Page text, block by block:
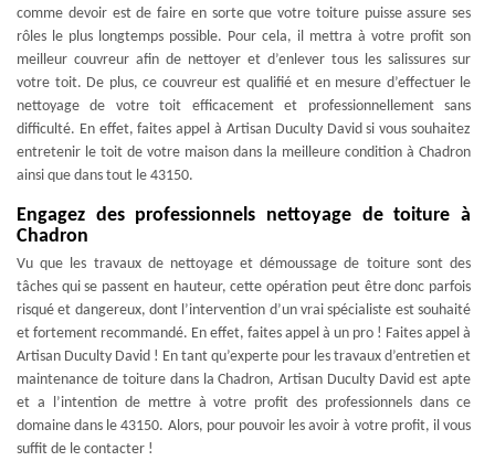
comme devoir est de faire en sorte que votre toiture puisse assure ses
rôles le plus longtemps possible. Pour cela, il mettra à votre profit son
meilleur couvreur afin de nettoyer et d’enlever tous les salissures sur
votre toit. De plus, ce couvreur est qualifié et en mesure d’effectuer le
nettoyage de votre toit efficacement et professionnellement sans
difficulté. En effet, faites appel à Artisan Duculty David si vous souhaitez
entretenir le toit de votre maison dans la meilleure condition à Chadron
ainsi que dans tout le 43150.
Engagez des professionnels nettoyage de toiture à
Chadron
Vu que les travaux de nettoyage et démoussage de toiture sont des
tâches qui se passent en hauteur, cette opération peut être donc parfois
risqué et dangereux, dont l’intervention d’un vrai spécialiste est souhaité
et fortement recommandé. En effet, faites appel à un pro ! Faites appel à
Artisan Duculty David ! En tant qu’experte pour les travaux d’entretien et
maintenance de toiture dans la Chadron, Artisan Duculty David est apte
et a l’intention de mettre à votre profit des professionnels dans ce
domaine dans le 43150. Alors, pour pouvoir les avoir à votre profit, il vous
suffit de le contacter !